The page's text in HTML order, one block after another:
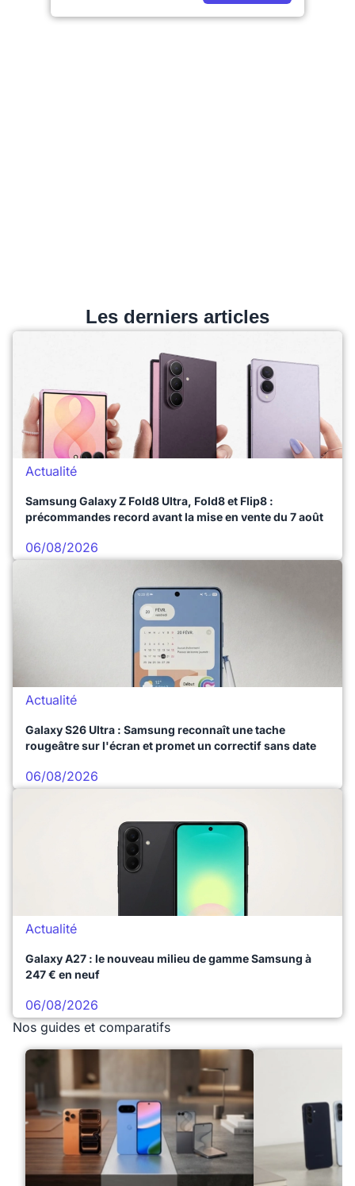
Les derniers articles
Actualité
Samsung Galaxy Z Fold8 Ultra, Fold8 et Flip8 :
précommandes record avant la mise en vente du 7 août
06/08/2026
Actualité
Galaxy S26 Ultra : Samsung reconnaît une tache
rougeâtre sur l'écran et promet un correctif sans date
06/08/2026
Actualité
Galaxy A27 : le nouveau milieu de gamme Samsung à
247 € en neuf
06/08/2026
Nos guides et comparatifs